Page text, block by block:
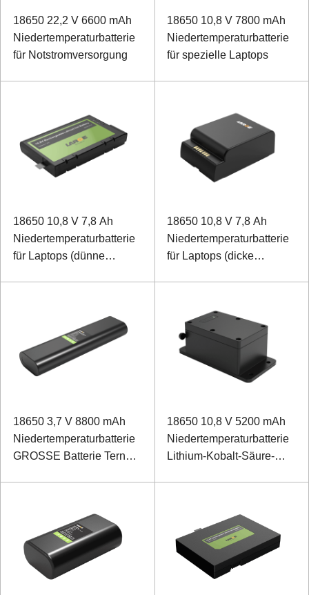
18650 22,2 V 6600 mAh
Niedertemperaturbatterie
für Notstromversorgung
18650 10,8 V 7800 mAh
Niedertemperaturbatterie
für spezielle Laptops
18650 10,8 V 7,8 Ah
Niedertemperaturbatterie
für Laptops (dünne
18650 10,8 V 7,8 Ah
Niedertemperaturbatterie
für Laptops (dicke
18650 3,7 V 8800 mAh
Niedertemperaturbatterie
GROSSE Batterie Ternäre
Umgebungsbedingungen
18650 10,8 V 5200 mAh
Niedertemperaturbatterie
Lithium-Kobalt-Säure-